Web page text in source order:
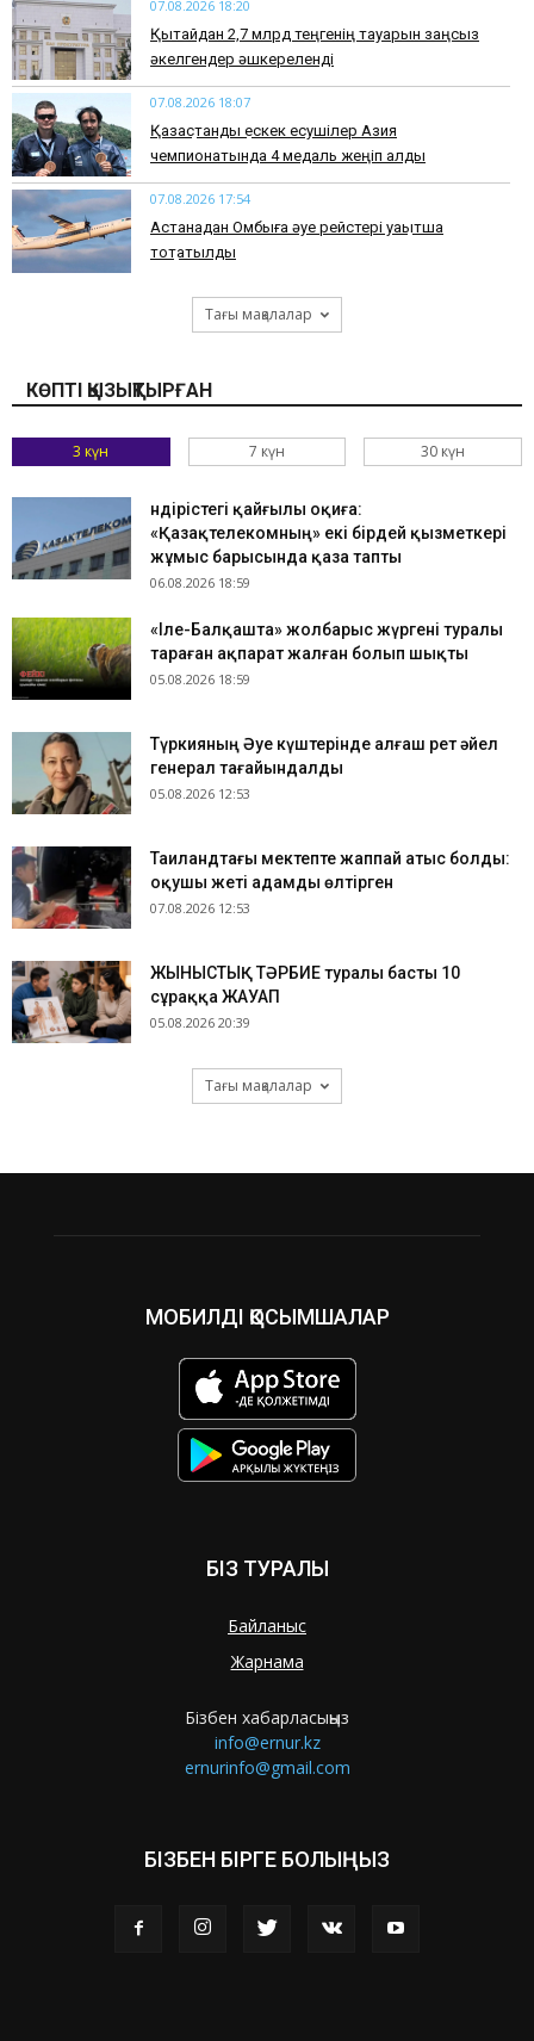
07.08.2026 18:20
Қытайдан 2,7 млрд теңгенің тауарын заңсыз
әкелгендер әшкереленді
07.08.2026 18:07
Қазақстандық ескек есушілер Азия
чемпионатында 4 медаль жеңіп алды
07.08.2026 17:54
Астанадан Омбыға әуе рейстері уақытша
тоқтатылды
Тағы мақалалар
КӨПТІ ҚЫЗЫҚТЫРҒАН
3 күн 7 күн 30 күн
Өндірістегі қайғылы оқиға:
«Қазақтелекомның» екі бірдей қызметкері
жұмыс барысында қаза тапты
06.08.2026 18:59
«Іле-Балқашта» жолбарыс жүргені туралы
тараған ақпарат жалған болып шықты
05.08.2026 18:59
Түркияның Әуе күштерінде алғаш рет әйел
генерал тағайындалды
05.08.2026 12:53
Таиландтағы мектепте жаппай атыс болды:
оқушы жеті адамды өлтірген
07.08.2026 12:53
ЖЫНЫСТЫҚ ТӘРБИЕ туралы басты 10
сұраққа ЖАУАП
05.08.2026 20:39
Тағы мақалалар
МОБИЛДІ ҚОСЫМШАЛАР
БІЗ ТУРАЛЫ
Байланыс
Жарнама
Бізбен хабарласыңыз
info@ernur.kz
ernurinfo@gmail.com
БІЗБЕН БІРГЕ БОЛЫҢЫЗ